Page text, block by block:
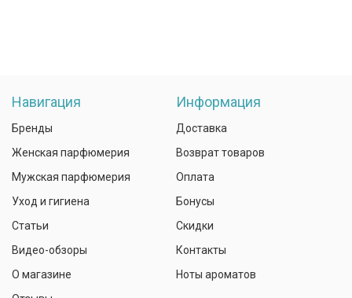
Навигация
Бренды
Женская парфюмерия
Мужская парфюмерия
Уход и гигиена
Статьи
Видео-обзоры
О магазине
Информация
Доставка
Возврат товаров
Оплата
Бонусы
Скидки
Контакты
Ноты ароматов